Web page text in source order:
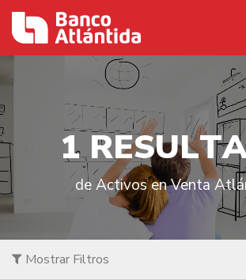
1 RESULT
de Activos en Venta
Mostrar Filtros